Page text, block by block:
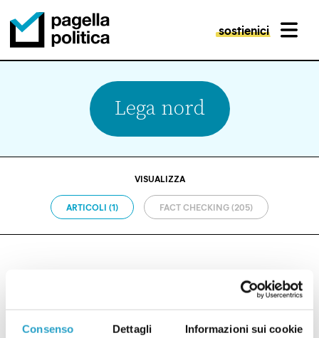
Consenso Dettagli Informazioni sui cookie
Pagella Politica Logo
sostienici MENU
Lega nord
VISUALIZZA
ARTICOLI (1) FACT CHECKING (205)
Quando la Lega voleva l’obbligo
vaccinale nelle scuole